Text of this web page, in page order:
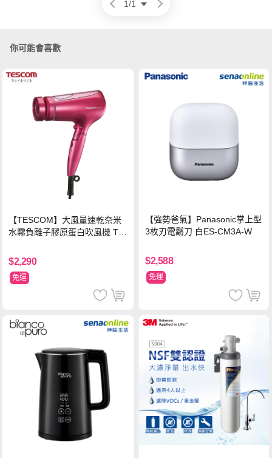
1/1
你可能會喜歡
【TESCOM】大風量速乾奈米
水霧負離子膠原蛋白吹風機 TC
W
$2,290
免運
【強勢爸氣】Panasonic掌上型
3枚刃電鬍刀 白ES-CM3A-W
$2,588
免運